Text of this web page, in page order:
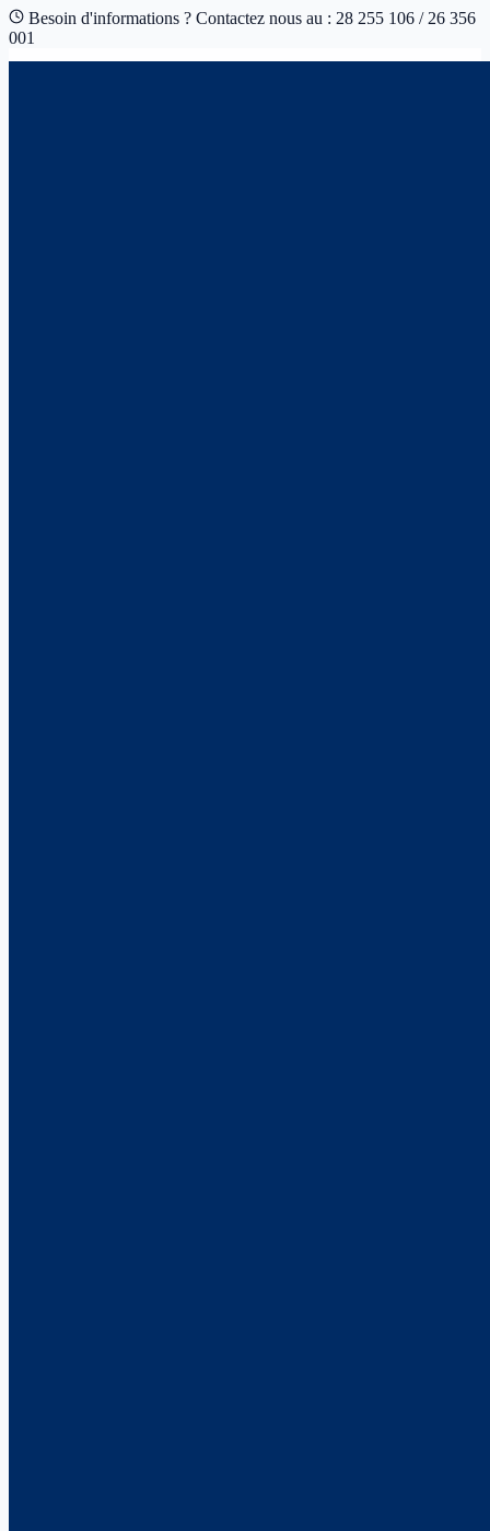
Besoin d'informations ? Contactez nous au : 28 255 106 / 26 356
001